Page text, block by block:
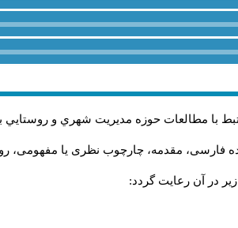
با مطالعات حوزه مديريت شهري و
فارسی، مقدمه، چارچوب نظری یا مفهومی،
در آن رعايت گردد: